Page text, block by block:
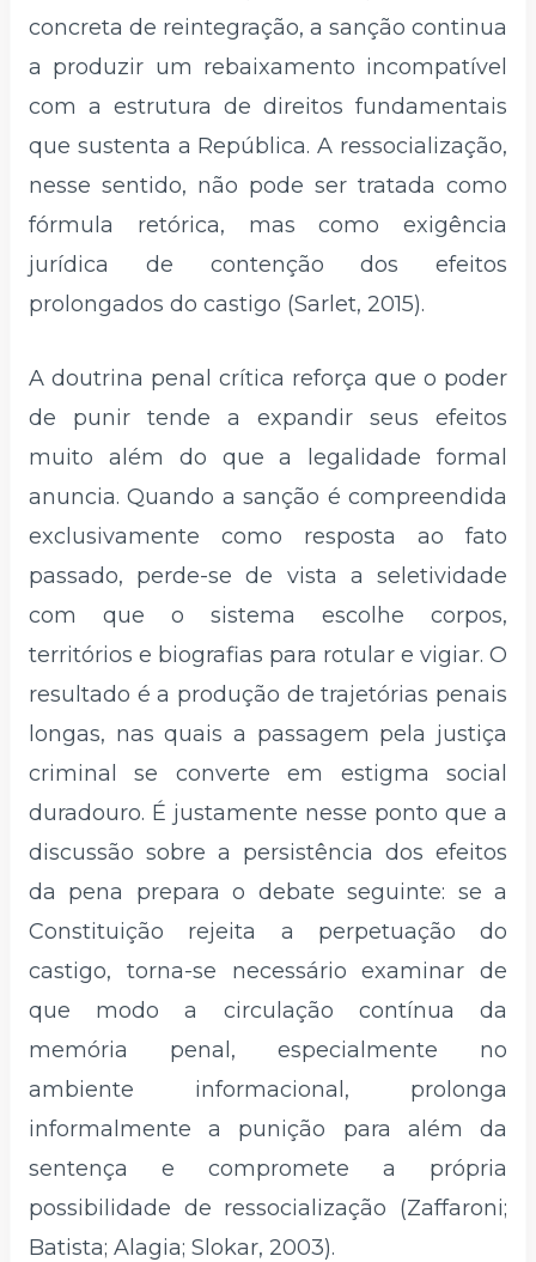
concreta de reintegração, a sanção continua
a produzir um rebaixamento incompatível
com a estrutura de direitos fundamentais
que sustenta a República. A ressocialização,
nesse sentido, não pode ser tratada como
fórmula retórica, mas como exigência
jurídica de contenção dos efeitos
prolongados do castigo (Sarlet, 2015).
A doutrina penal crítica reforça que o poder
de punir tende a expandir seus efeitos
muito além do que a legalidade formal
anuncia. Quando a sanção é compreendida
exclusivamente como resposta ao fato
passado, perde-se de vista a seletividade
com que o sistema escolhe corpos,
territórios e biografias para rotular e vigiar. O
resultado é a produção de trajetórias penais
longas, nas quais a passagem pela justiça
criminal se converte em estigma social
duradouro. É justamente nesse ponto que a
discussão sobre a persistência dos efeitos
da pena prepara o debate seguinte: se a
Constituição rejeita a perpetuação do
castigo, torna-se necessário examinar de
que modo a circulação contínua da
memória penal, especialmente no
ambiente informacional, prolonga
informalmente a punição para além da
sentença e compromete a própria
possibilidade de ressocialização (Zaffaroni;
Batista; Alagia; Slokar, 2003).